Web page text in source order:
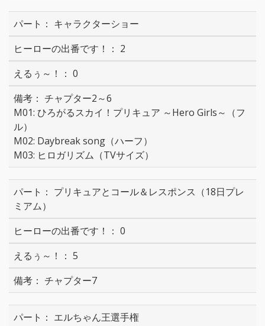
キャラクターショー
2
0
チャプター2～6
M01: ひろがるスカイ！プリキュア ～Hero Girls～（フ
ル）
M02: Daybreak song（ハーフ）
M03: ヒロガリズム（TVサイズ）
プリキュアとコール＆レスポンス（18日プレ
ミアム）
0
5
チャプター7
エルちゃん王選手権